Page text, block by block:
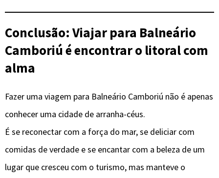
Conclusão: Viajar para Balneário
Camboriú é encontrar o litoral com
alma
Fazer uma viagem para Balneário Camboriú não é apenas
conhecer uma cidade de arranha-céus.
É se reconectar com a força do mar, se deliciar com
comidas de verdade e se encantar com a beleza de um
lugar que cresceu com o turismo, mas manteve o